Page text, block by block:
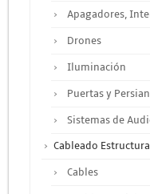
Apagadores,
Drones
Iluminación
Puertas y
Sistemas de
Cableado
Cables